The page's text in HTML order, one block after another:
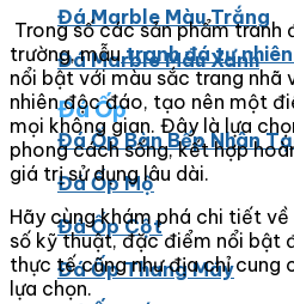
Đá Marble Màu Trắng
Đá Marble Màu Xanh
Đá Ốp
Đá Ốp Bàn Bếp Nhân
Đá Ốp Mộ
Đá Ốp Cột
Đá Ốp Thang Máy
Trong số các sản phẩm tranh
trường, mẫu tranh đá tự
nổi bật với màu sắc trang nhã
nhiên độc đáo, tạo nên một
mọi không gian. Đây là lựa
phong cách sống, kết hợp
giá trị sử dụng lâu dài.
Hãy cùng khám phá chi tiết
số kỹ thuật, đặc điểm nổi bật
thực tế cũng như địa chỉ cung
lựa chọn.